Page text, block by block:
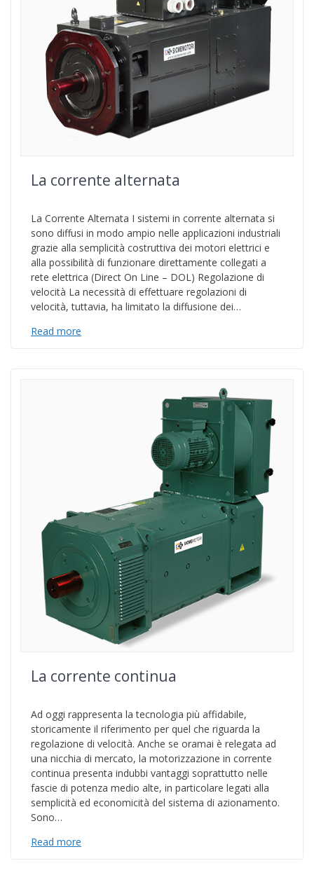
La corrente alternata
La Corrente Alternata I sistemi in corrente alternata si
sono diffusi in modo ampio nelle applicazioni industriali
grazie alla semplicità costruttiva dei motori elettrici e
alla possibilità di funzionare direttamente collegati a
rete elettrica (Direct On Line – DOL) Regolazione di
velocità La necessità di effettuare regolazioni di
velocità, tuttavia, ha limitato la diffusione dei…
Read more
La corrente continua
Ad oggi rappresenta la tecnologia più affidabile,
storicamente il riferimento per quel che riguarda la
regolazione di velocità. Anche se oramai è relegata ad
una nicchia di mercato, la motorizzazione in corrente
continua presenta indubbi vantaggi soprattutto nelle
fascie di potenza medio alte, in particolare legati alla
semplicità ed economicità del sistema di azionamento.
Sono…
Read more